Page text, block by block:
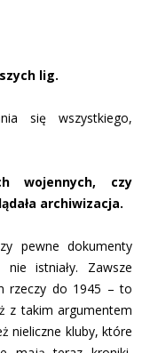
lig.
się wszystkiego,
wojennych, czy
archiwizacja.
pewne dokumenty
istniały. Zawsze
rzeczy do 1945 – to
z takim argumentem
nieliczne kluby, które